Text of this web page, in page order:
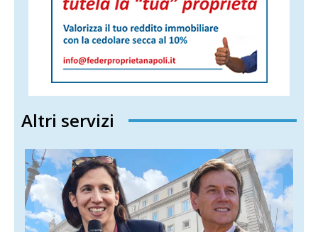
Altri servizi